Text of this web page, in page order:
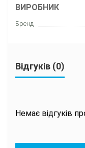
ВИРОБНИК
Бренд
Відгуків (0)
Немає відгуків